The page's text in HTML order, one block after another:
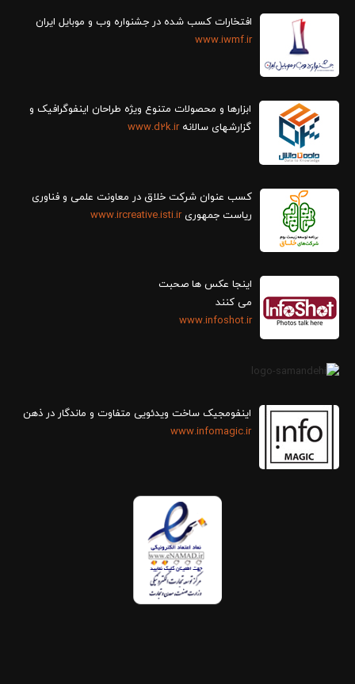
افتخارات کسب شده در جشنواره وب و موبایل ایران
www.iwmf.ir
ابزارها و محصولات متنوع ویژه طراحان اینفوگرافیک و
گزارش‎های سالانه
www.d2k.ir
کسب عنوان شرکت خلاق در معاونت علمی و فناوری
ریاست جمهوریwww.ircreative.isti.ir
اینجا عکس ها صحبت
می کنند
www.infoshot.ir
اینفومجیک ساخت ویدئویی متفاوت و ماندگار در ذهن
www.infomagic.ir